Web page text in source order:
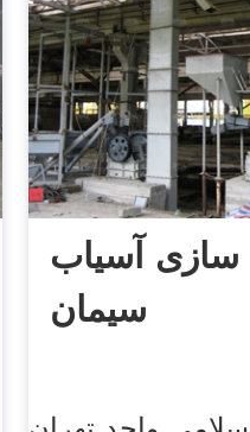
سازی آسیاب
سیمان